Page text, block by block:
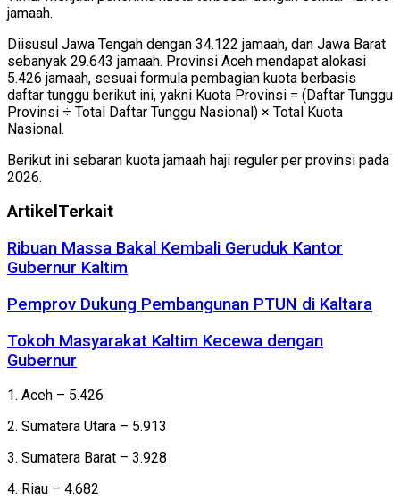
jamaah.
Diisusul Jawa Tengah dengan 34.122 jamaah, dan Jawa Barat
sebanyak 29.643 jamaah. Provinsi Aceh mendapat alokasi
5.426 jamaah, sesuai formula pembagian kuota berbasis
daftar tunggu berikut ini, yakni Kuota Provinsi = (Daftar Tunggu
Provinsi ÷ Total Daftar Tunggu Nasional) × Total Kuota
Nasional.
Berikut ini sebaran kuota jamaah haji reguler per provinsi pada
2026.
Artikel Terkait
Ribuan Massa Bakal Kembali Geruduk Kantor
Gubernur Kaltim
Pemprov Dukung Pembangunan PTUN di Kaltara
Tokoh Masyarakat Kaltim Kecewa dengan
Gubernur
1. Aceh – 5.426
2. Sumatera Utara – 5.913
3. Sumatera Barat – 3.928
4. Riau – 4.682